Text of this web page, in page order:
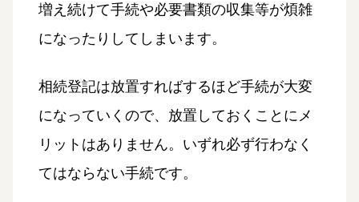
増え続けて手続や必要書類の収集等が煩雑
になったりしてしまいます。
相続登記は放置すればするほど手続が大変
になっていくので、放置しておくことにメ
リットはありません。いずれ必ず行わなく
てはならない手続です。